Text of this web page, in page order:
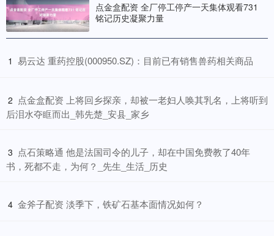
点金盒配资 全厂停工停产一天集体观看731
铭记历史凝聚力量
1 ​易云达 重药控股(000950.SZ)：目前已有销售兽药相关商品
2 ​点金盒配资 上将回乡探亲，却被一老妇人唤其乳名，上将听到
后泪水夺眶而出_韩先楚_安县_家乡
3 ​点石策略通 他是法国司令的儿子，却在中国免费教了40年
书，死都不走，为何？_先生_生活_历史
4 ​金斧子配资 淡季下，铁矿石基本面情况如何？